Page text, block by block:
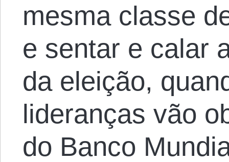
mesma classe
e sentar e calar
da eleição,
lideranças vão
do Banco